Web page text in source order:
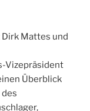
Mattes und
Vizepräsident
Überblick